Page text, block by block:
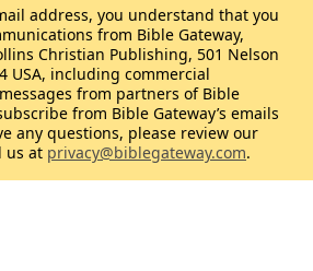
address, you understand that you
from Bible Gateway,
Christian Publishing, 501 Nelson
USA, including commercial
from partners of Bible
from Bible Gateway’s emails
any questions, please review our
us at privacy@biblegateway.com.